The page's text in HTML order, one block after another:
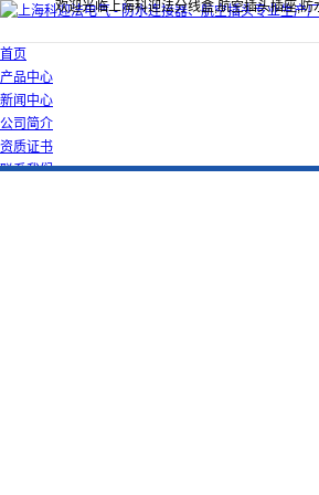
欢迎光临上海科迎法分线盒,航空插头插座,
首页
产品中心
新闻中心
公司简介
资质证书
联系我们